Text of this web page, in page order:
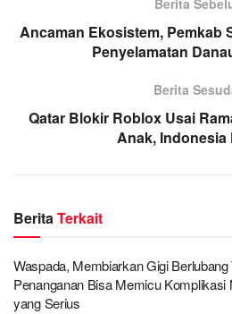
Berita
Ancaman Ekosistem, Pemkab
Penyelamatan
Berita
Qatar Blokir Roblox Usai
Anak, Indonesia
BeritaTerkait
Waspada, Membiarkan Gigi Berlubang
Penanganan Bisa Memicu Komplikasi
yang Serius